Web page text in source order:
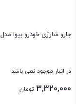
جارو شارژی خودرو بیوا مدل BVC-04
در انبار موجود نمی باشد
3,320,000 تومان